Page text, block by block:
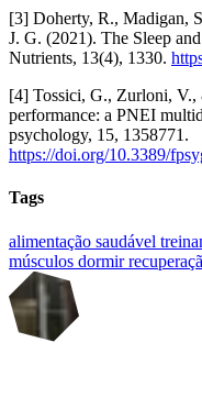
[3] Doherty, R., Madigan,
J. G. (2021). The Sleep
Nutrients, 13(4), 1330.
[4] Tossici, G., Zurloni, V.,
performance: a PNEI
psychology, 15, 1358771.
https://doi.org/10.3389/
Tags
alimentação saudável
músculos dormir